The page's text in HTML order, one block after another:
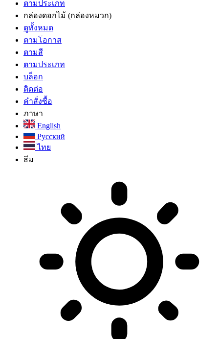
ตามประเภท
กล่องดอกไม้ (กล่องหมวก)
ดูทั้งหมด
ตามโอกาส
ตามสี
ตามประเภท
บล็อก
ติดต่อ
คำสั่งซื้อ
ภาษา
English
Русский
ไทย
ธีม